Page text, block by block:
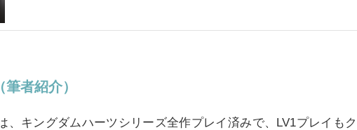
者紹介）
、キングダムハーツシリーズ全作プレイ済みで、LV1プレイもク